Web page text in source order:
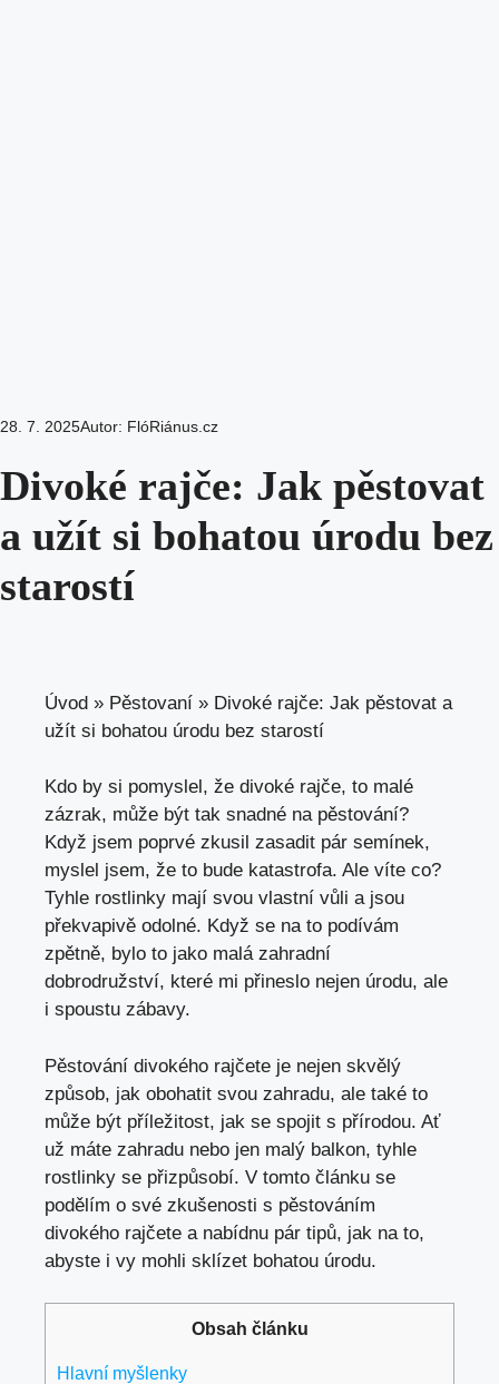
28. 7. 2025Autor: FlóRiánus.cz
Divoké rajče: Jak pěstovat
a užít si bohatou úrodu bez
starostí
Úvod » Pěstovaní » Divoké rajče: Jak pěstovat a
užít si bohatou úrodu bez starostí
Kdo by si pomyslel, že divoké rajče, to malé
zázrak, může být tak snadné na pěstování?
Když jsem poprvé zkusil zasadit pár semínek,
myslel jsem, že to bude katastrofa. Ale víte co?
Tyhle rostlinky mají svou vlastní vůli a jsou
překvapivě odolné. Když se na to podívám
zpětně, bylo to jako malá zahradní
dobrodružství, které mi přineslo nejen úrodu, ale
i spoustu zábavy.
Pěstování divokého rajčete je nejen skvělý
způsob, jak obohatit svou zahradu, ale také to
může být příležitost, jak se spojit s přírodou. Ať
už máte zahradu nebo jen malý balkon, tyhle
rostlinky se přizpůsobí. V tomto článku se
podělím o své zkušenosti s pěstováním
divokého rajčete a nabídnu pár tipů, jak na to,
abyste i vy mohli sklízet bohatou úrodu.
Obsah článku
Hlavní myšlenky